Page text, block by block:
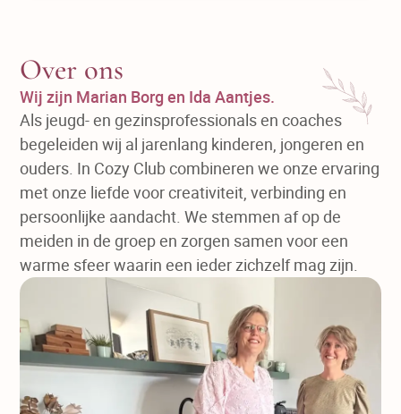
Over ons
Wij zijn Marian Borg en Ida Aantjes.
Als jeugd- en gezinsprofessionals en coaches
begeleiden wij al jarenlang kinderen, jongeren en
ouders. In Cozy Club combineren we onze ervaring
met onze liefde voor creativiteit, verbinding en
persoonlijke aandacht. We stemmen af op de
meiden in de groep en zorgen samen voor een
warme sfeer waarin een ieder zichzelf mag zijn.